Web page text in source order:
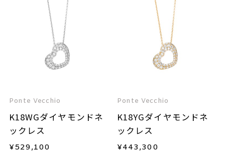
Ponte Vecchio
K18WGダイヤモンドネ
ックレス
¥529,100
Ponte Vecchio
K18YGダイヤモンドネ
ックレス
¥443,300